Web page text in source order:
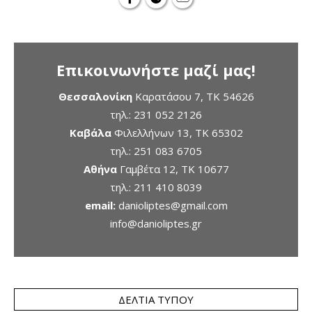
Επικοινωνήστε μαζί μας!
ΘεσσαλονίκηΚαρατάσου 7, TK 54626
τηλ.: 231 052 2126
ΚαβάλαΦιλελλήνων 13, ΤΚ 65302
τηλ.: 251 083 6705
ΑθήναΓαμβέτα 12, ΤΚ 10677
τηλ.: 211 410 8039
email: danioliptes@gmail.com
info@danioliptes.gr
ΔΕΛΤΊΑ ΤΎΠΟΥ